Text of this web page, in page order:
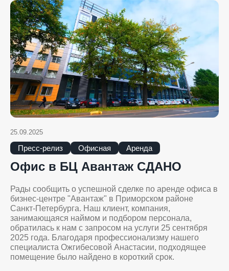
25.09.2025
Пресс-релиз Офисная Аренда
Офис в БЦ Авантаж СДАНО
Рады сообщить о успешной сделке по аренде офиса в
бизнес-центре "Авантаж" в Приморском районе
Санкт-Петербурга. Наш клиент, компания,
занимающаяся наймом и подбором персонала,
обратилась к нам с запросом на услуги 25 сентября
2025 года. Благодаря профессионализму нашего
специалиста Ожгибесовой Анастасии, подходящее
помещение было найдено в короткий срок.